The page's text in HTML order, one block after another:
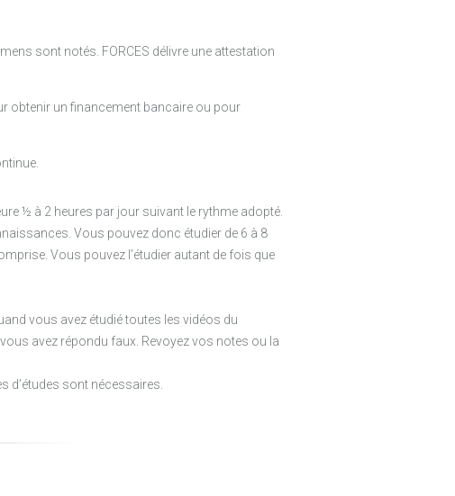
sont notés. FORCES délivre une attestation
obtenir un financement bancaire ou pour
½ à 2 heures par jour suivant le rythme adopté.
Vous pouvez donc étudier de 6 à 8
Vous pouvez l’étudier autant de fois que
vous avez étudié toutes les vidéos du
avez répondu faux. Revoyez vos notes ou la
d’études sont nécessaires.